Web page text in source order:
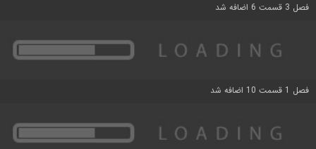
فصل 3 قسمت 6 اضافه شد
فصل 1 قسمت 10 اضافه شد